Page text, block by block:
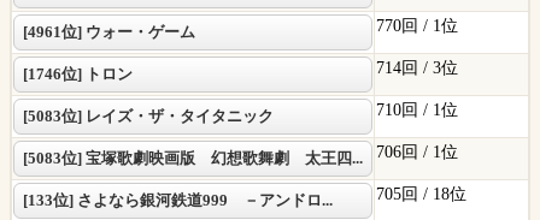
[4961位] ウォー・ゲーム 770回 / 1位
[1746位] トロン 714回 / 3位
[5083位] レイズ・ザ・タイタニック 710回 / 1位
[5083位] 宝塚歌劇映画版 幻想歌舞劇 太王四... 706回 / 1位
[133位] さよなら銀河鉄道999 －アンドロ... 705回 / 18位